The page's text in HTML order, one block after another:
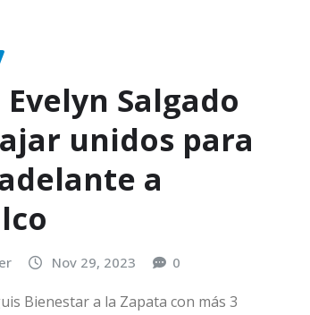
Salgado
unidos para
a
Nov 29, 2023 0
Bienestar a la Zapata con más 3